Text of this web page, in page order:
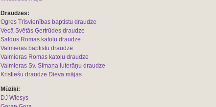
Draudzes:
Ogres Trīsvienības baptistu draudze
Vecā Svētās Ģertrūdes draudze
Saldus Romas katoļu draudze
Valmieras baptistu draudze
Valmieras Romas katoļu draudze
Valmieras Sv. Sīmaņa luterāņu draudze
Kristiešu draudze Dieva mājas
Mūziķi:
DJ Wiesys